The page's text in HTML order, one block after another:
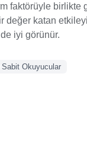
faktörüyle birlikte
değer katan
iyi görünür.
Sabit Okuyucular